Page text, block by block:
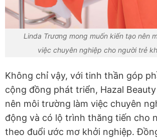
Linda Trương mong muốn kiến tạo nên
việc chuyên nghiệp cho người trẻ
Không chỉ vậy, với tinh thần góp
cộng đồng phát triển, Hazal
nên môi trường làm việc chuyên
động và có lộ trình thăng tiến cho
theo đuổi ước mơ khởi nghiệp.